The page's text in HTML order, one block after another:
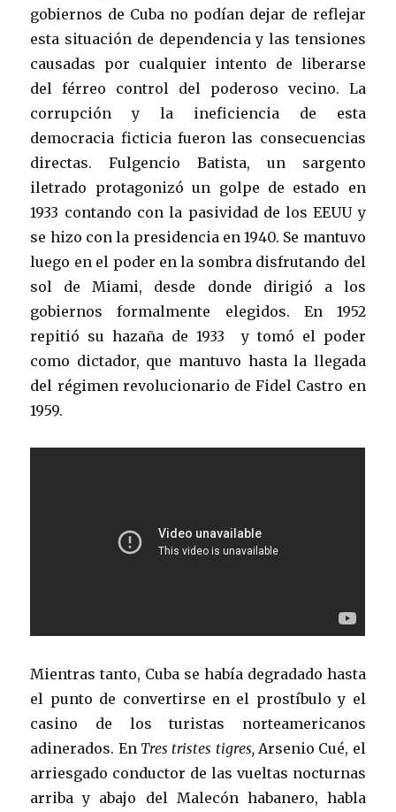
gobiernos de Cuba no podían dejar de reflejar
esta situación de dependencia y las tensiones
causadas por cualquier intento de liberarse
del férreo control del poderoso vecino. La
corrupción y la ineficiencia de esta
democracia ficticia fueron las consecuencias
directas. Fulgencio Batista, un sargento
iletrado protagonizó un golpe de estado en
1933 contando con la pasividad de los EEUU y
se hizo con la presidencia en 1940. Se mantuvo
luego en el poder en la sombra disfrutando del
sol de Miami, desde donde dirigió a los
gobiernos formalmente elegidos. En 1952
repitió su hazaña de 1933 y tomó el poder
como dictador, que mantuvo hasta la llegada
del régimen revolucionario de Fidel Castro en
1959.
Mientras tanto, Cuba se había degradado hasta
el punto de convertirse en el prostíbulo y el
casino de los turistas norteamericanos
adinerados. En Tres tristes tigres, Arsenio Cué, el
arriesgado conductor de las vueltas nocturnas
arriba y abajo del Malecón habanero, habla